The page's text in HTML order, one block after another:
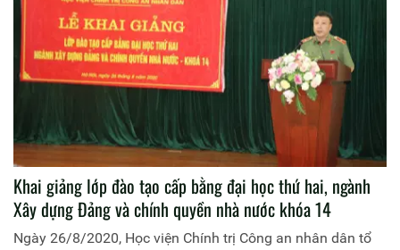
khóa học.
Khai giảng lớp đào tạo cấp bằng đại học thứ hai, ngành
Xây dựng Đảng và chính quyền nhà nước khóa 14
Ngày 26/8/2020, Học viện Chính trị Công an nhân dân tổ